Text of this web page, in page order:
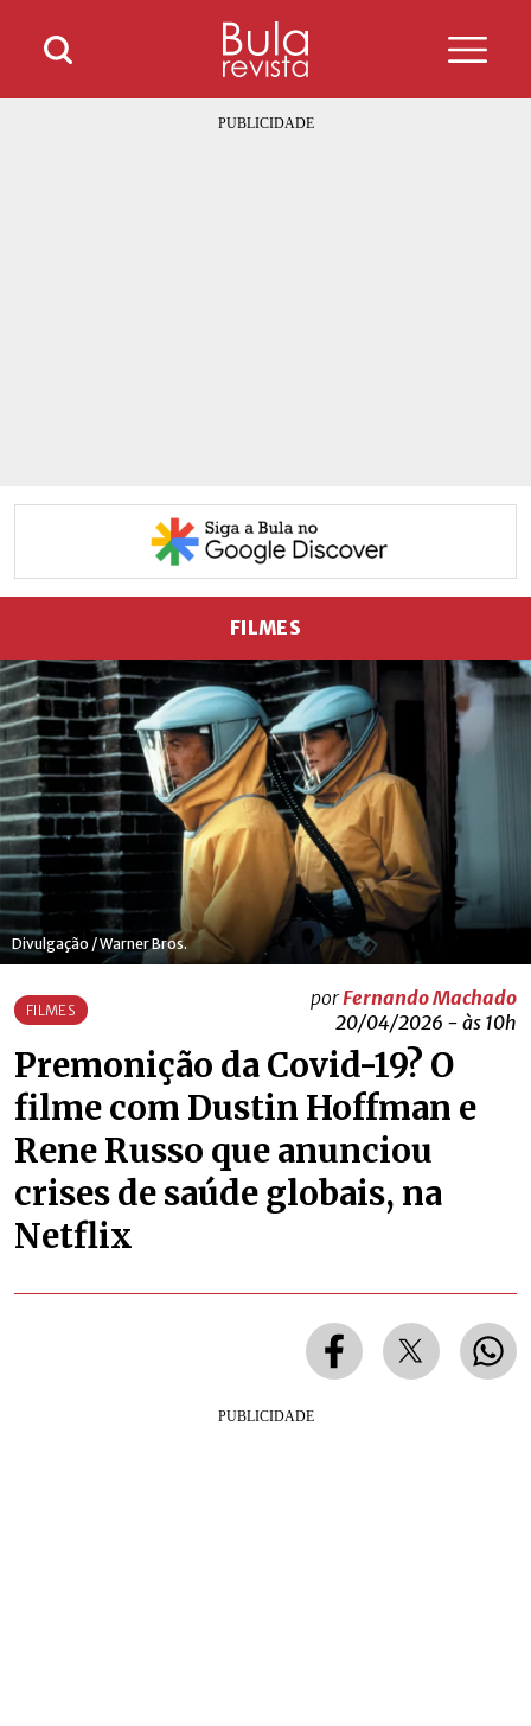
FILMES
Divulgação / Warner Bros.
FILMES
porFernando Machado
20/04/2026 - às 10h
Premonição da Covid-19? O
filme com Dustin Hoffman e
Rene Russo que anunciou
crises de saúde globais, na
Netflix